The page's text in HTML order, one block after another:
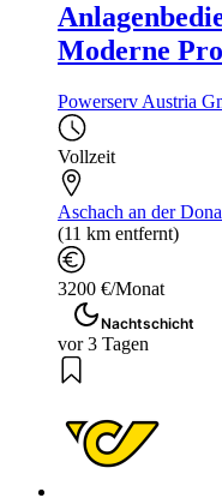
Moderne
Powerserv Austria
Vollzeit
Aschach an der
(11 km entfernt)
3200 €/Monat
Nachtschicht
vor 3 Tagen